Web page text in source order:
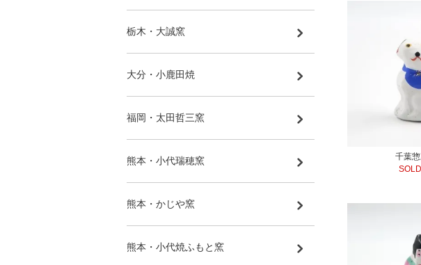
千葉
栃木・大誠窯
大分・小鹿田焼
福岡・太田哲三窯
熊本・小代瑞穂窯
熊本・かじや窯
熊本・小代焼ふもと窯